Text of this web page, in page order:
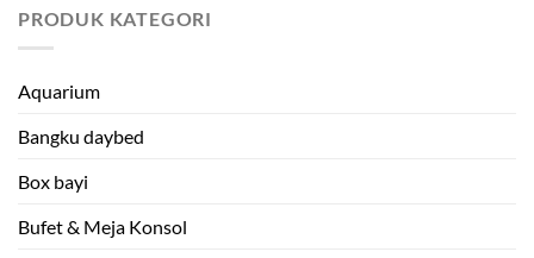
PRODUK KATEGORI
Aquarium
Bangku daybed
Box bayi
Bufet & Meja Konsol